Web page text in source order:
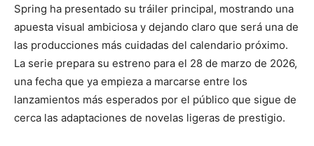
Spring ha presentado su tráiler principal, mostrando una
apuesta visual ambiciosa y dejando claro que será una de
las producciones más cuidadas del calendario próximo.
La serie prepara su estreno para el 28 de marzo de 2026,
una fecha que ya empieza a marcarse entre los
lanzamientos más esperados por el público que sigue de
cerca las adaptaciones de novelas ligeras de prestigio.